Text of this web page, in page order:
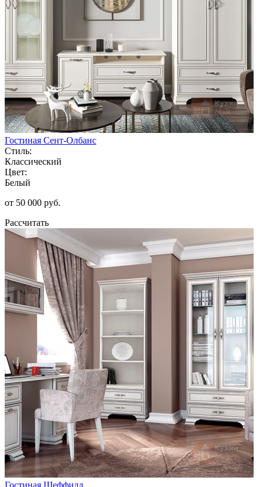
Гостиная Сент-Олбанс
Стиль:
Классический
Цвет:
Белый
от 50 000 руб.
Рассчитать
Гостиная Шеффилд